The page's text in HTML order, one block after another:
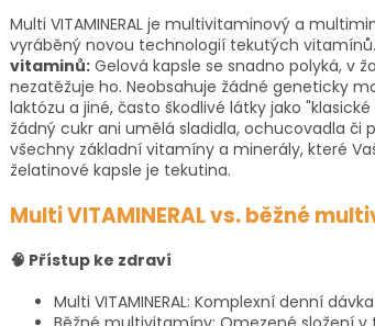
Multi VITAMINERAL je multivitaminový a
vyráběný novou technologií tekutých vitamínů.
vitaminů: Gelová kapsle se snadno polyká, v
nezatěžuje ho. Neobsahuje žádné geneticky
laktózu a jiné, často škodlivé látky jako
žádný cukr ani umělá sladidla, ochucovadla či
všechny základní vitamíny a minerály, které
želatinové kapsle je tekutina.
Multi VITAMINERAL vs. běžné
🧠 Přístup ke zdraví
Multi VITAMINERAL: Komplexní denní